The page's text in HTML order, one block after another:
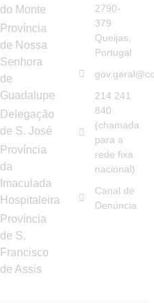
do Monte
Província
de Nossa
Senhora
de
Guadalupe
Delegação
de S. José
Província
da
Imaculada
Hospitaleira
Província
de S.
Francisco
de Assis
2790-
379
Queijas,
Portugal
214 241
840
(chamada
para a
rede fixa
nacional)
Canal de
Denúncia